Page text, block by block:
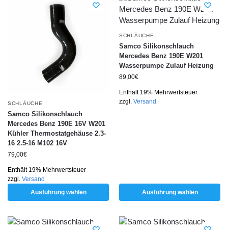
SCHLÄUCHE
Samco Silikonschlauch
Mercedes Benz 190E 16V W201
Kühler Thermostatgehäuse 2.3-
16 2.5-16 M102 16V
79,00€
Enthält 19% Mehrwertsteuer
zzgl. Versand
Ausführung wählen
SCHLÄUCHE
Samco Silikonschlauch
Mercedes Benz 190E W201
Wasserpumpe Zulauf Heizung
89,00€
Enthält 19% Mehrwertsteuer
zzgl. Versand
Ausführung wählen